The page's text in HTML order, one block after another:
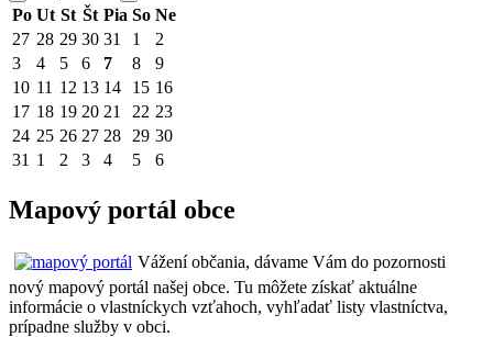
Po Ut St Št Pia So Ne
27 28 29 30 31 1
2
3
4 5 6 7 8
9
10 11 12 13 14 15 16
17 18 19 20 21 22 23
24 25 26 27 28 29 30
31 1 2 3 4 5 6
Mapový portál obce
Vážení občania, dávame Vám do pozornosti
nový mapový portál našej obce. Tu môžete získať aktuálne
informácie o vlastníckych vzťahoch, vyhľadať listy vlastníctva,
prípadne služby v obci.